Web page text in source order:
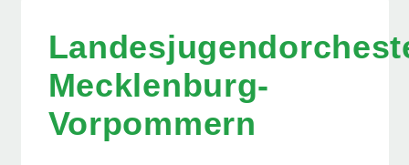
Mecklenburg-
Vorpommern